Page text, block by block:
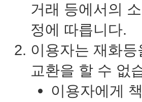
거래 등에서의
정에 따릅니다.
이용자는 재화
교환을 할 수 없
이용자에게